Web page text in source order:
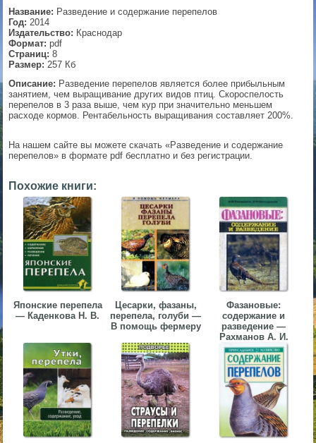
Название: Разведение и содержание перепелов
Год: 2014
Издательство: Краснодар
Формат: pdf
Страниц: 8
Размер: 257 Кб
Описание: Разведение перепелов является более прибыльным
занятием, чем выращивание других видов птиц. Скороспелость
перепелов в 3 раза выше, чем кур при значительно меньшем
расходе кормов. Рентабельность выращивания составляет 200%.
На нашем сайте вы можете скачать «Разведение и содержание
перепелов» в формате pdf бесплатно и без регистрации.
Похожие книги:
Японские перепела
— Каденкова Н. В.
Цесарки, фазаны,
перепела, голуби —
В помощь фермеру
Фазановые:
содержание и
разведение —
Рахманов А. И.
▼
▼
▼
▼
▼
▼